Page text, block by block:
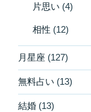
片思い (4)
相性 (12)
月星座 (127)
無料占い (13)
結婚 (13)